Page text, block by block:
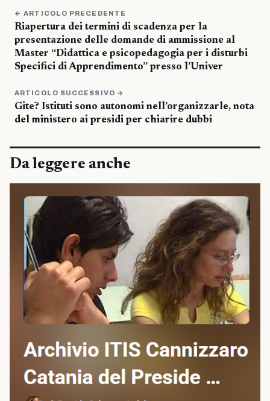
← ARTICOLO PRECEDENTE
Riapertura dei termini di scadenza per la
presentazione delle domande di ammissione al
Master “Didattica e psicopedagogia per i disturbi
Specifici di Apprendimento” presso l’Univer
ARTICOLO SUCCESSIVO →
Gite? Istituti sono autonomi nell’organizzarle, nota
del ministero ai presidi per chiarire dubbi
Da leggere anche